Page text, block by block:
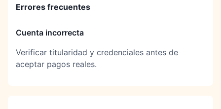
Errores frecuentes
Cuenta incorrecta
Verificar titularidad y credenciales antes de
aceptar pagos reales.